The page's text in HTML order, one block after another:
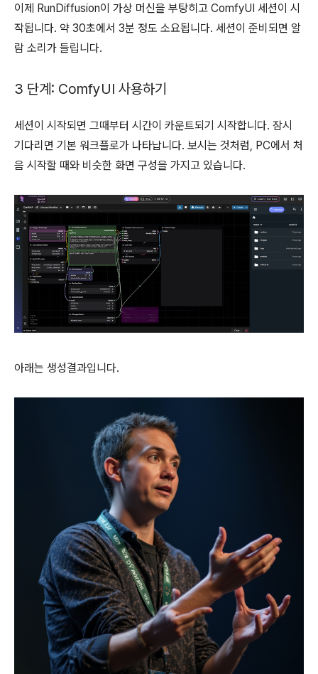
이제 RunDiffusion이 가상 머신을 부탕히고 ComfyUI 세션이 시
작됩니다. 약 30초에서 3분 정도 소요됩니다. 세션이 준비되면 알
람 소리가 들립니다.
3 단계: ComfyUI 사용하기
세션이 시작되면 그때부터 시간이 카운트되기 시작합니다. 잠시
기다리면 기본 워크플로가 나타납니다. 보시는 것처럼, PC에서 처
음 시작할 때와 비슷한 화면 구성을 가지고 있습니다.
아래는 생성결과입니다.